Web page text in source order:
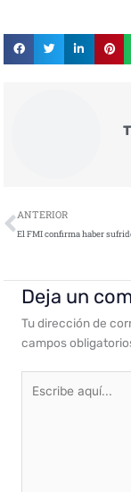
Ant
ANTERIOR
Deja un
Tu dirección de
campos
aquí...